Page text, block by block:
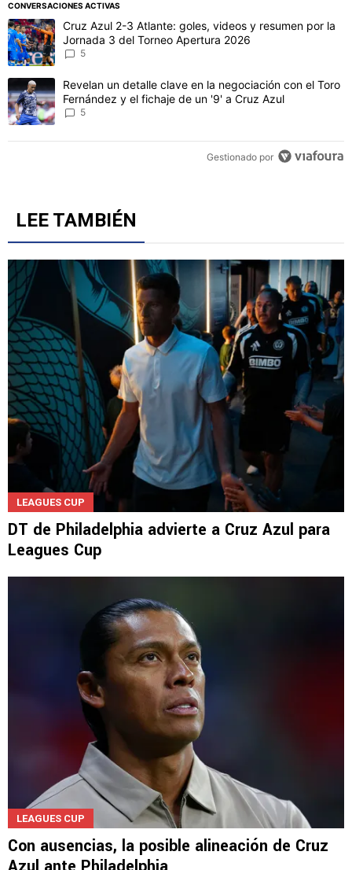
CONVERSACIONES ACTIVAS
Este listado muestra los artículos con más comentarios en los
Un artículo de tendencia con el título "Cruz Azul 2-3 Atlante:
Cruz Azul 2-3 Atlante: goles, videos y resumen por la
Jornada 3 del Torneo Apertura 2026
5
Un artículo de tendencia con el título "Revelan un detalle clave
Revelan un detalle clave en la negociación con el Toro
Fernández y el fichaje de un '9' a Cruz Azul
5
Gestionado por
LEE TAMBIÉN
LEAGUES CUP
DT de Philadelphia advierte a Cruz Azul para
Leagues Cup
LEAGUES CUP
Con ausencias, la posible alineación de Cruz